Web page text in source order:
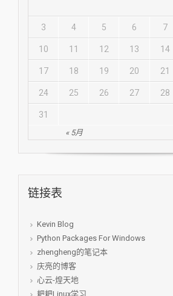
« 5月
3 4 5 6 7
10 11 12 13 14
17 18 19 20 21
24 25 26 27 28
31
链接表
Kevin Blog
Python Packages For Windows
zhengheng的笔记本
庆亮的博客
心云-煌天地
耙耙Linux学习